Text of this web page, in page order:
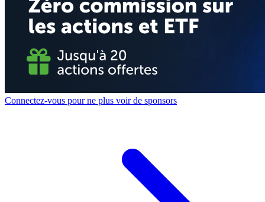
Connectez-vous pour ne plus voir de sponsors